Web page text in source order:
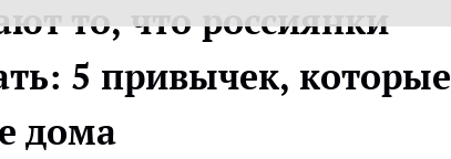
то, что россиянки
5 привычек, которые
дома